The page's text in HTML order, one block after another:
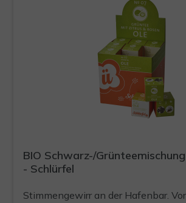
BIO Schwarz-/Grünteemischung
- Schlürfel
Stimmengewirr an der Hafenbar.